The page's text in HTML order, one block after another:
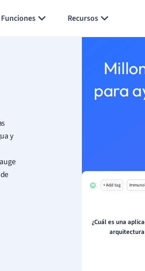
Funciones Recursos
y
para
+ Add tag
¿Cuál es una